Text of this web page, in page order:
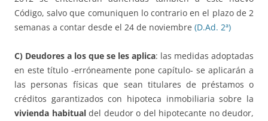
Código, salvo que comuniquen lo contrario en el plazo de 2
semanas a contar desde el 24 de noviembre (D.Ad. 2ª)
C) Deudores a los que se les aplica: las medidas adoptadas
en este título -erróneamente pone capítulo- se aplicarán a
las personas físicas que sean titulares de préstamos o
créditos garantizados con hipoteca inmobiliaria sobre la
vivienda habitualdel deudor o del hipotecante no deudor,